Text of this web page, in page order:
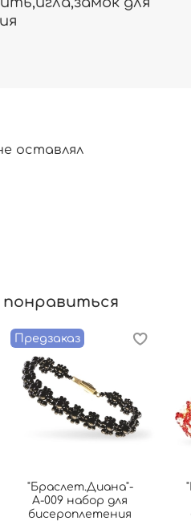
оставлял
Предзаказ
"Браслет.Диана"-
А-009 набор для
бисероплетения